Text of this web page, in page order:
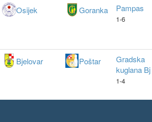
Osijek Goranka Pampas
1-6
Bjelovar Poštar
Gradska
kuglana Bj
1-4